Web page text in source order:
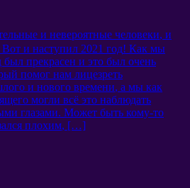
и невероятные человеки, и
Вот и наступил 2021 год! Как мы
был прекрасен и это был очень
помог нам лицезреть
и нового времени, а мы как
могли всё это наблюдать
глазами. Может быть кому-то
плохим, […]